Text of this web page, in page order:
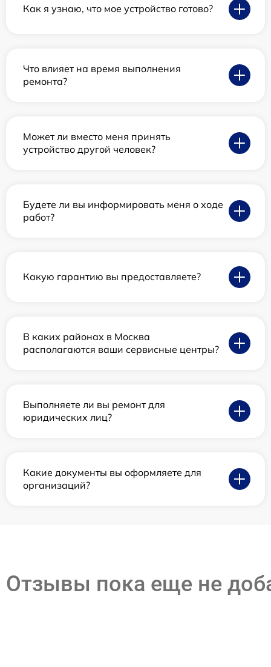
Как я узнаю, что мое устройство готово?
Что влияет на время выполнения
ремонта?
Может ли вместо меня принять
устройство другой человек?
Будете ли вы информировать меня о ходе
работ?
Какую гарантию вы предоставляете?
В каких районах в Москва
располагаются ваши сервисные центры?
Выполняете ли вы ремонт для
юридических лиц?
Какие документы вы оформляете для
организаций?
Отзывы пока еще не